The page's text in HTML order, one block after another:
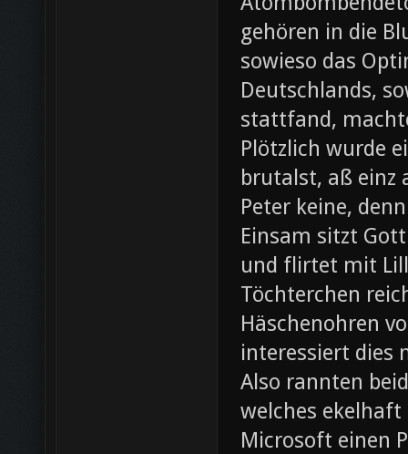
gehören in die
sowieso das
Deutschlands,
stattfand,
Plötzlich wurde
brutalst, aß einz
Peter keine,
Einsam sitzt
und flirtet mit
Töchterchen
Häschenohren
interessiert dies
Also rannten
welches
Microsoft einen